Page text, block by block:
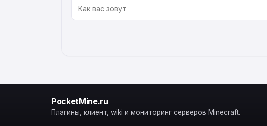
PocketMine.ru
Плагины, клиент, wiki и мониторинг серверов Minecraft.